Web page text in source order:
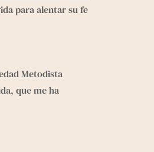
para alentar su fe
Metodista
que me ha